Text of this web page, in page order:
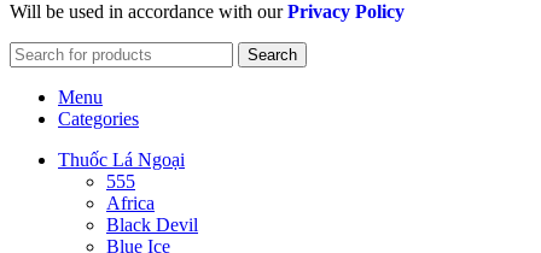
Will be used in accordance with ourPrivacy Policy
Search
Menu
Categories
Thuốc Lá Ngoại
555
Africa
Black Devil
Blue Ice